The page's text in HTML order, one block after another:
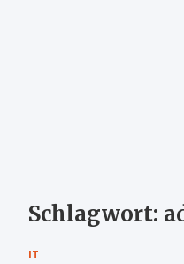
Schlagwort:
IT